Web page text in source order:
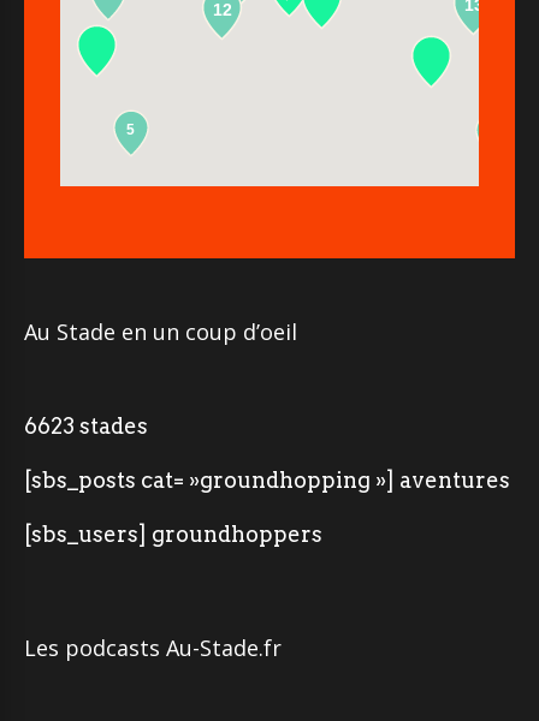
13
5
12
Au Stade en un coup d’oeil
6623 stades
[sbs_posts cat= »groundhopping »] aventures
[sbs_users] groundhoppers
Les podcasts Au-Stade.fr